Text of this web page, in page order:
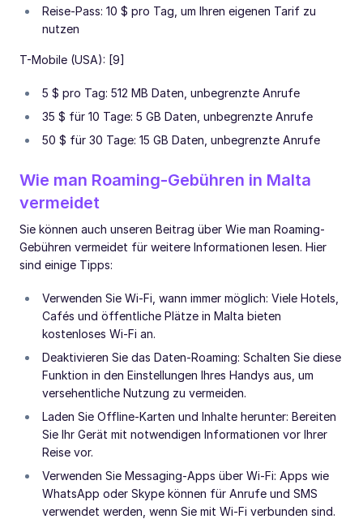
Reise-Pass: 10 $ pro Tag, um Ihren eigenen Tarif zu
nutzen
T-Mobile (USA): [9]
5 $ pro Tag: 512 MB Daten, unbegrenzte Anrufe
35 $ für 10 Tage: 5 GB Daten, unbegrenzte Anrufe
50 $ für 30 Tage: 15 GB Daten, unbegrenzte Anrufe
Wie man Roaming-Gebühren in Malta
vermeidet
Sie können auch unseren Beitrag über Wie man Roaming-
Gebühren vermeidet für weitere Informationen lesen. Hier
sind einige Tipps:
Verwenden Sie Wi-Fi, wann immer möglich: Viele Hotels,
Cafés und öffentliche Plätze in Malta bieten
kostenloses Wi-Fi an.
Deaktivieren Sie das Daten-Roaming: Schalten Sie diese
Funktion in den Einstellungen Ihres Handys aus, um
versehentliche Nutzung zu vermeiden.
Laden Sie Offline-Karten und Inhalte herunter: Bereiten
Sie Ihr Gerät mit notwendigen Informationen vor Ihrer
Reise vor.
Verwenden Sie Messaging-Apps über Wi-Fi: Apps wie
WhatsApp oder Skype können für Anrufe und SMS
verwendet werden, wenn Sie mit Wi-Fi verbunden sind.